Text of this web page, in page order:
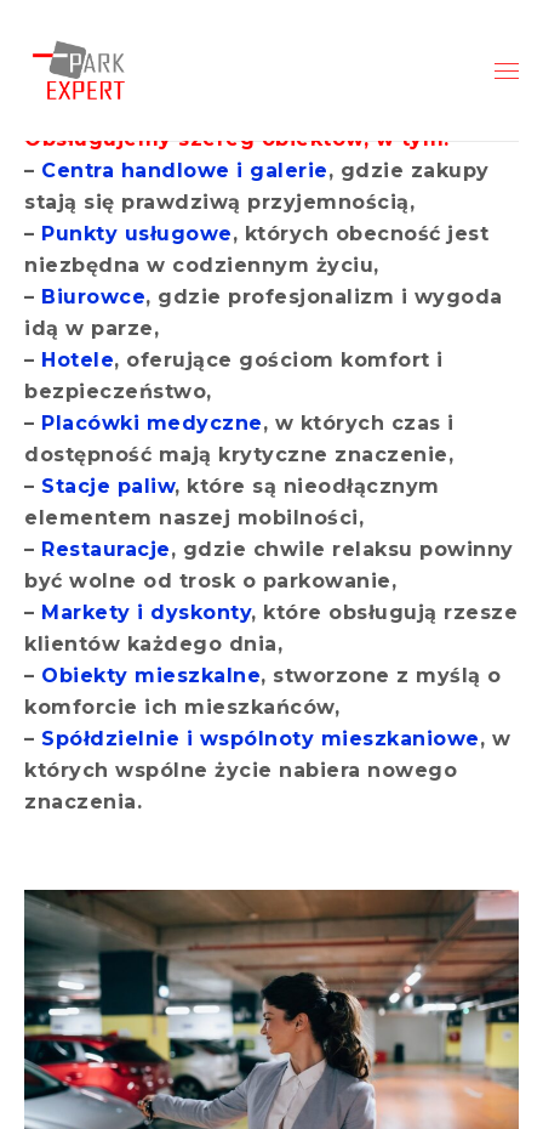
Obsługujemy szereg obiektów, w tym:
– Centra handlowe i galerie, gdzie zakupy
stają się prawdziwą przyjemnością,
– Punkty usługowe, których obecność jest
niezbędna w codziennym życiu,
– Biurowce, gdzie profesjonalizm i wygoda
idą w parze,
– Hotele, oferujące gościom komfort i
bezpieczeństwo,
– Placówki medyczne, w których czas i
dostępność mają krytyczne znaczenie,
– Stacje paliw, które są nieodłącznym
elementem naszej mobilności,
– Restauracje, gdzie chwile relaksu powinny
być wolne od trosk o parkowanie,
– Markety i dyskonty, które obsługują rzesze
klientów każdego dnia,
– Obiekty mieszkalne, stworzone z myślą o
komforcie ich mieszkańców,
– Spółdzielnie i wspólnoty mieszkaniowe, w
których wspólne życie nabiera nowego
znaczenia.